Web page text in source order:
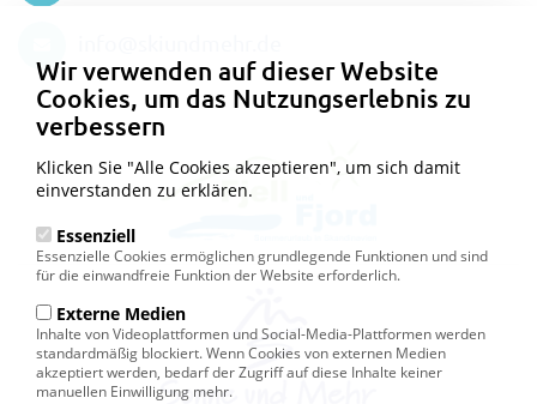
Wir verwenden auf dieser Website
Cookies, um das Nutzungserlebnis zu
verbessern
Klicken Sie "Alle Cookies akzeptieren", um sich damit
einverstanden zu erklären.
Essenziell
Essenzielle Cookies ermöglichen grundlegende Funktionen und sind
für die einwandfreie Funktion der Website erforderlich.
Externe Medien
Inhalte von Videoplattformen und Social-Media-Plattformen werden
standardmäßig blockiert. Wenn Cookies von externen Medien
akzeptiert werden, bedarf der Zugriff auf diese Inhalte keiner
manuellen Einwilligung mehr.